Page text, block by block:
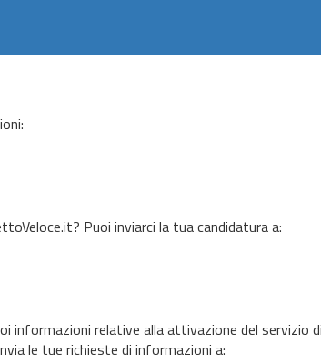
Puoi inviarci la tua candidatura a:
informazioni relative alla attivazione del
le tue richieste di informazioni a: